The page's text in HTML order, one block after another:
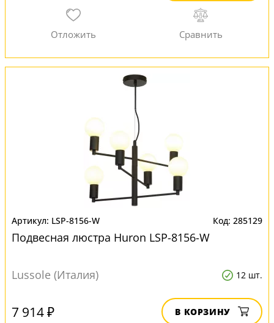
LSP-8156-W 285129
Подвесная люстра Huron LSP-8156-W
Lussole (Италия) 12 шт.
7 914 ₽ В КОРЗИНУ